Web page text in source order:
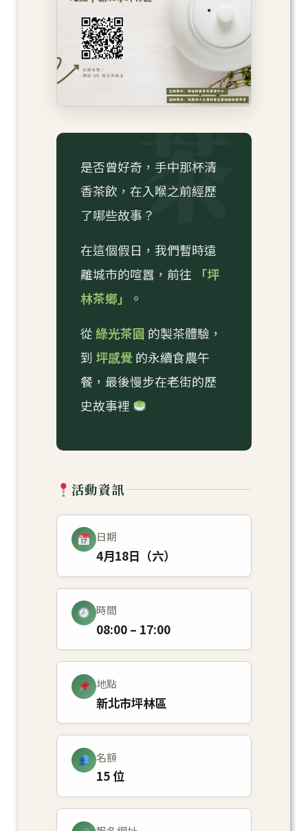
是否曾好奇，手中那杯清
香茶飲，在入喉之前經歷
了哪些故事？
在這個假日，我們暫時遠
離城市的喧囂，前往
「坪
林茶鄉」
。
從綠光茶園 的製茶體驗，
到 坪感覺的永續食農午
餐，最後慢步在老街的歷
史故事裡
活動資訊
日期
4月18日（六）
時間
08:00 – 17:00
地點
新北市坪林區
名額
15 位